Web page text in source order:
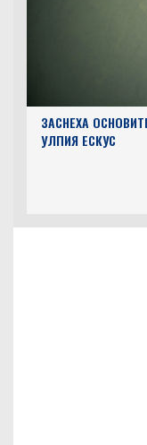
ЗАСНЕХА
УЛПИЯ ЕСКУС